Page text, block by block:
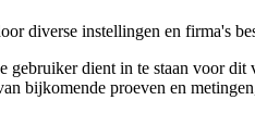
diverse instellingen en firma's
dient in te staan voor
bijkomende proeven en